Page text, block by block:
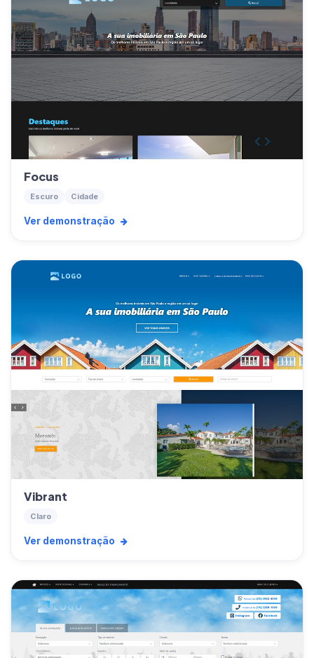
Focus
Escuro Cidade
Ver demonstração
Vibrant
Claro
Ver demonstração